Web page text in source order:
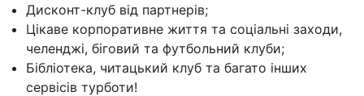
Дисконт-клуб від партнерів;
Цікаве корпоративне життя та соціальні заходи,
челенджі, біговий та футбольний клуби;
Бібліотека, читацький клуб та багато інших
сервісів турботи!